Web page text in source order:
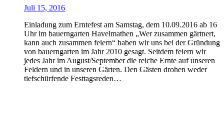
Juli 15, 2016
Einladung zum Erntefest am Samstag, dem 10.09.2016 ab 16
Uhr im bauerngarten Havelmathen „Wer zusammen gärtnert,
kann auch zusammen feiern“ haben wir uns bei der Gründung
von bauerngarten im Jahr 2010 gesagt. Seitdem feiern wir
jedes Jahr im August/September die reiche Ernte auf unseren
Feldern und in unseren Gärten. Den Gästen drohen weder
tiefschürfende Festtagsreden…